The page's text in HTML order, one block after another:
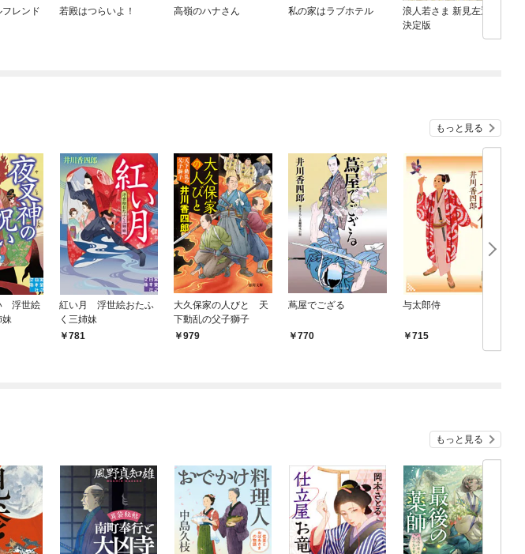
レンド 若殿はつらいよ！ 高嶺のハナさん 私の家はラブホテル
浪人若さま 新見左近
決定版
もっと見る
浮世絵
妹
紅い月 浮世絵おたふ
く三姉妹
781
大久保家の人びと 天
下動乱の父子獅子
979
蔦屋でござる
770
与太郎侍
715
もっと見る